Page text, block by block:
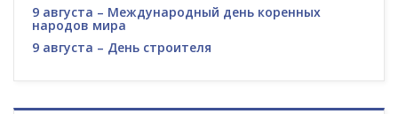
9 августа – Международный день коренных
народов мира
9 августа – День строителя